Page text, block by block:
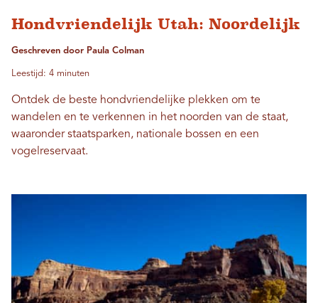
Hondvriendelijk Utah: Noordelijk
Geschreven door Paula Colman
Leestijd: 4 minuten
Ontdek de beste hondvriendelijke plekken om te
wandelen en te verkennen in het noorden van de staat,
waaronder staatsparken, nationale bossen en een
vogelreservaat.